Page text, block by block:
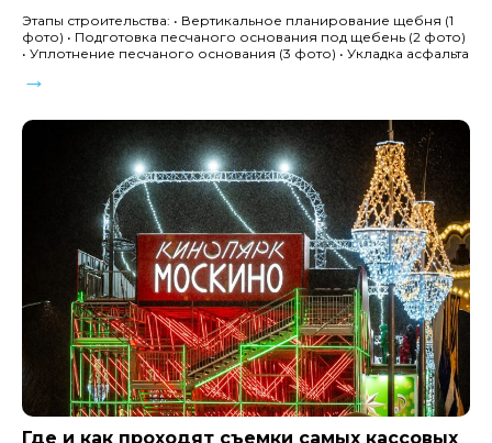
Этапы строительства: • Вертикальное планирование щебня (1
фото) • Подготовка песчаного основания под щебень (2 фото)
• Уплотнение песчаного основания (3 фото) • Укладка асфальта
→
Где и как проходят съемки самых кассовых